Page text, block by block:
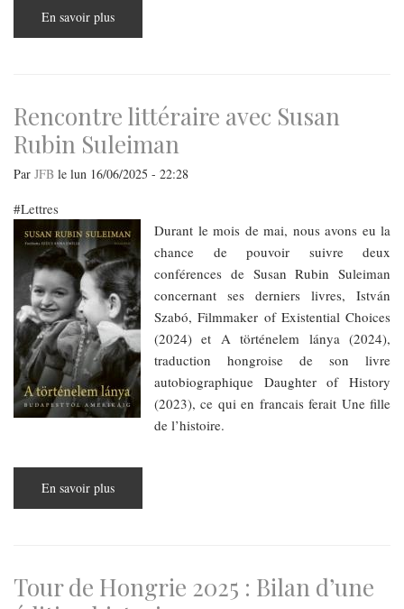
En savoir plus
a
Rencontre
littéraire
avec
Yvette
Goldberger
Rencontre littéraire avec Susan
Rubin Suleiman
Par JFB le lun 16/06/2025 - 22:28
Lettres
Durant le mois de mai, nous avons eu la
chance de pouvoir suivre deux
conférences de Susan Rubin Suleiman
concernant ses derniers livres, István
Szabó, Filmmaker of Existential Choices
(2024) et A történelem lánya (2024),
traduction hongroise de son livre
autobiographique Daughter of History
(2023), ce qui en francais ferait Une fille
de l’histoire.
En savoir plus
littéraire
Tour de Hongrie 2025 : Bilan d’une